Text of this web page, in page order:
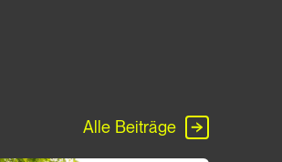
Alle Beiträge